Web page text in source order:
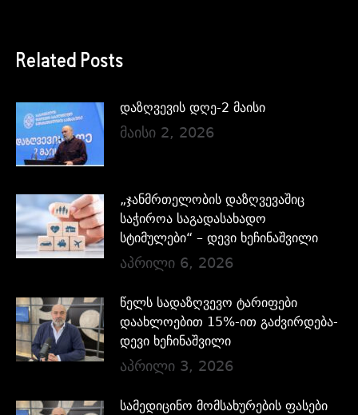
Related Posts
დაზღვევის დღე-2 მაისი
მაისი 2, 2026
„ჯანმრთელობის დაზღვევაშიც
საჭიროა საგადასახადო
სტიმულები“ – დევი ხეჩინაშვილი
აპრილი 6, 2026
წელს სადაზღვევო ტარიფები
დაახლოებით 15%-ით გაძვირდება-
დევი ხეჩინაშვილი
აპრილი 3, 2026
სამედიცინო მომსახურების ფასები